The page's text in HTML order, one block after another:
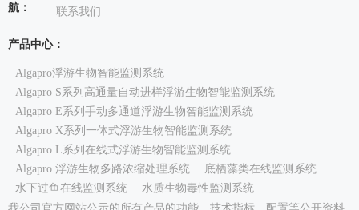
产品中心：
Algapro浮游生物智能监测系统
Algapro S系列高通量自动进样浮游生物智能监测系统
Algapro E系列手动多通道浮游生物智能监测系统
Algapro X系列一体式浮游生物智能监测系统
Algapro L系列在线式浮游生物智能监测系统
Algapro 浮游生物多路浓缩处理系统
底栖藻类在线监测系统
水下过鱼在线监测系统
水质生物毒性监测系统
航：
联系我们